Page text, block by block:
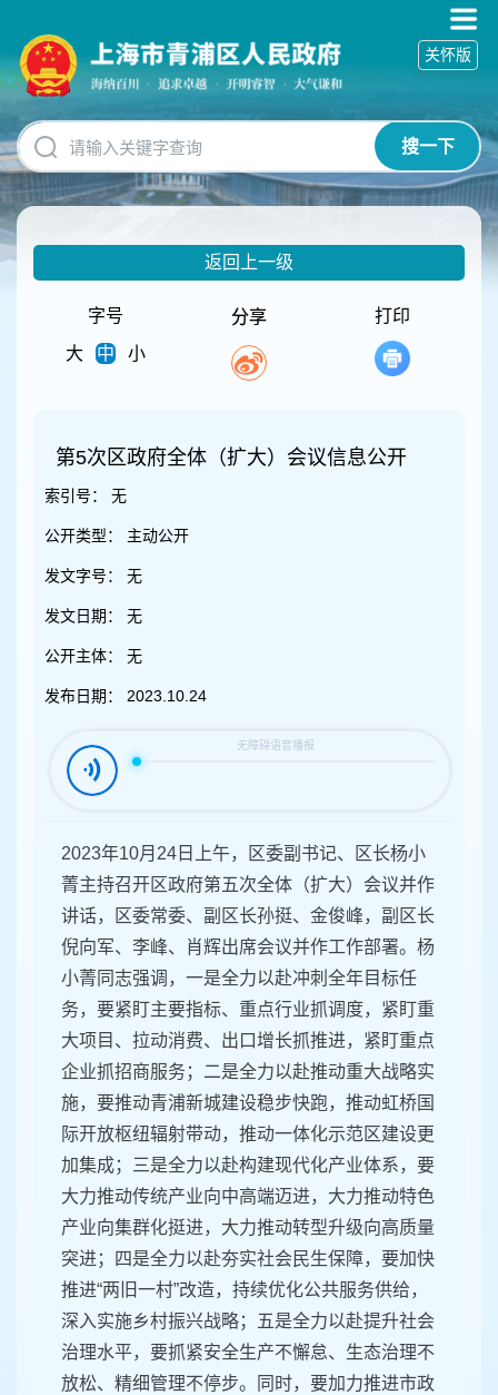
碍
操
明
跳
转
到
网
搜一下
关怀版
返回上一级
字号
大
中 小
分享 打印
第5次区政府全体（扩大）会议信息公开
索引号： 无
公开类型： 主动公开
发文字号： 无
发文日期： 无
公开主体： 无
发布日期： 2023.10.24
2023年10月24日上午，区委副书记、区长杨小
菁主持召开区政府第五次全体（扩大）会议并作
讲话，区委常委、副区长孙挺、金俊峰，副区长
倪向军、李峰、肖辉出席会议并作工作部署。杨
小菁同志强调，一是全力以赴冲刺全年目标任
务，要紧盯主要指标、重点行业抓调度，紧盯重
大项目、拉动消费、出口增长抓推进，紧盯重点
企业抓招商服务；二是全力以赴推动重大战略实
施，要推动青浦新城建设稳步快跑，推动虹桥国
际开放枢纽辐射带动，推动一体化示范区建设更
加集成；三是全力以赴构建现代化产业体系，要
大力推动传统产业向中高端迈进，大力推动特色
产业向集群化挺进，大力推动转型升级向高质量
突进；四是全力以赴夯实社会民生保障，要加快
推进“两旧一村”改造，持续优化公共服务供给，
深入实施乡村振兴战略；五是全力以赴提升社会
治理水平，要抓紧安全生产不懈怠、生态治理不
放松、精细管理不停步。同时，要加力推进市政